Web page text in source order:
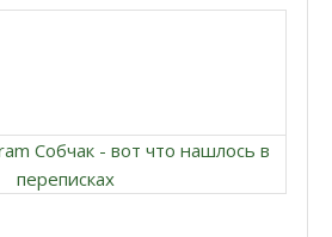
Собчак - вот что нашлось в
переписках